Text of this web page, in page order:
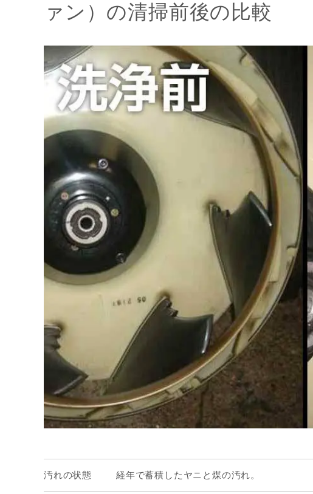
ァン）の清掃前後の比較
汚れの状態 経年で蓄積したヤニと煤の汚れ。